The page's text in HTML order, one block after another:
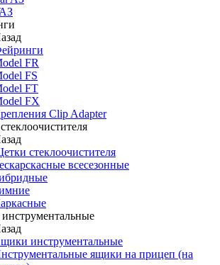
FR
FS
FT
FX
Clip Adapter
стеклоочистителя
всесезонные
инструментальные
ящики на прицеп (на